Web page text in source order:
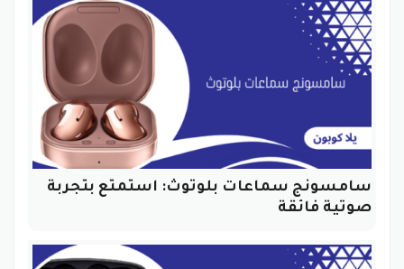
سامسونج سماعات بلوتوث: استمتع بتجربة
صوتية فائقة